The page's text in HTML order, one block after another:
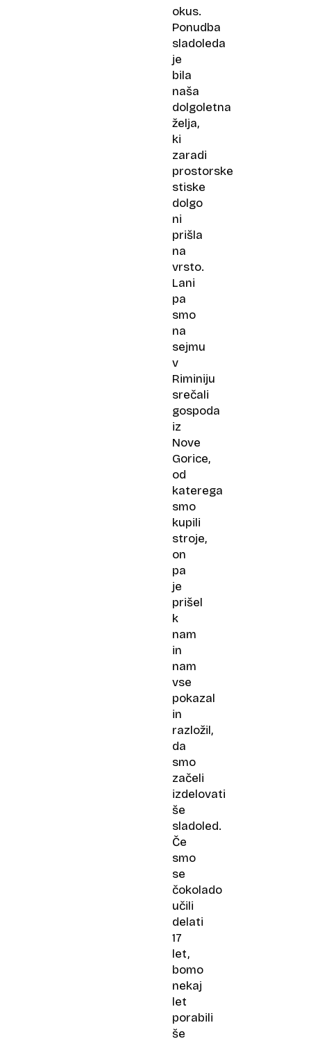
okus.
Ponudba
sladoleda
je
bila
naša
dolgoletna
želja,
ki
zaradi
prostorske
stiske
dolgo
ni
prišla
na
vrsto.
Lani
pa
smo
na
sejmu
v
Riminiju
srečali
gospoda
iz
Nove
Gorice,
od
katerega
smo
kupili
stroje,
on
pa
je
prišel
k
nam
in
nam
vse
pokazal
in
razložil,
da
smo
začeli
izdelovati
še
sladoled.
Če
smo
se
čokolado
učili
delati
17
let,
bomo
nekaj
let
porabili
še